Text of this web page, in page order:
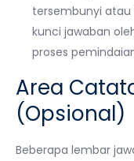
tersembunyi atau
kunci jawaban
proses
Area
(Opsional)
Beberapa lembar